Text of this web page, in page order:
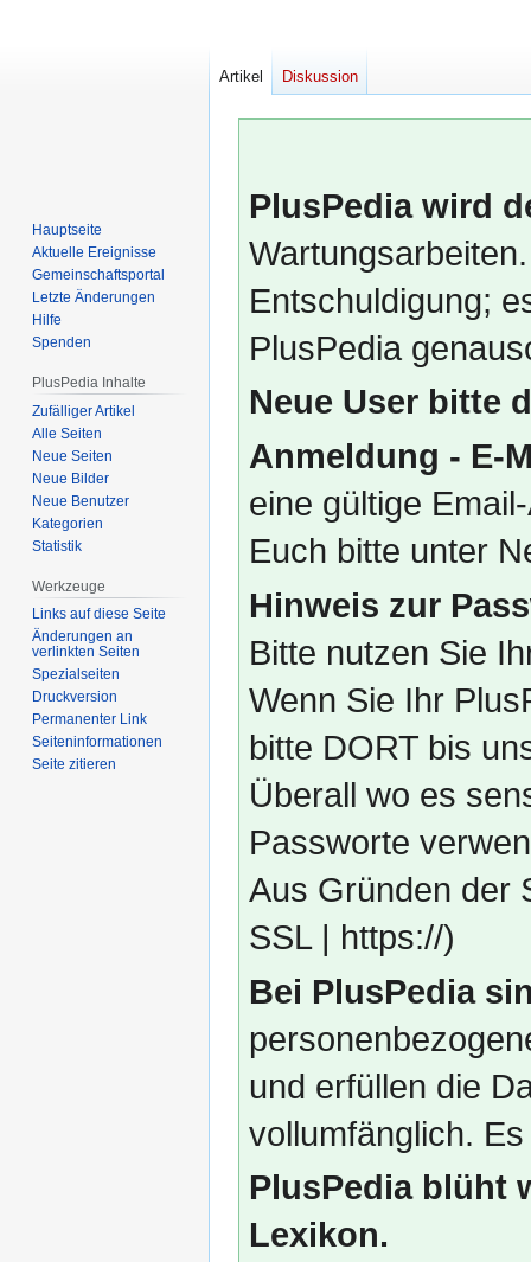
PlusPedia wird
Entschuldigung;
PlusPedia
Neue User bitte
Anmeldung - E-
eine gültige
Euch bitte unter
Hinweis zur
Bitte nutzen Sie
Wenn Sie Ihr
bitte DORT bis
Überall wo es
Passworte
Aus Gründen der
SSL | https://)
Bei PlusPedia
und erfüllen die
vollumfänglich.
PlusPedia blüht
Lexikon.
Artikel Diskussion
Hauptseite
Aktuelle Ereignisse
Gemeinschafts­portal
Letzte Änderungen
Hilfe
Spenden
PlusPedia Inhalte
Zufälliger Artikel
Alle Seiten
Neue Seiten
Neue Bilder
Neue Benutzer
Kategorien
Statistik
Werkzeuge
Links auf diese Seite
Änderungen an
verlinkten Seiten
Spezialseiten
Druckversion
Permanenter Link
Seiten­­informationen
Seite zitieren